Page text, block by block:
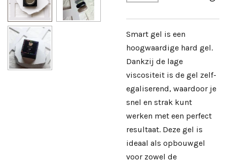
Smart gel is een
hoogwaardige hard gel.
Dankzij de lage
viscositeit is de gel zelf-
egaliserend, waardoor je
snel en strak kunt
werken met een perfect
resultaat. Deze gel is
ideaal als opbouwgel
voor zowel de